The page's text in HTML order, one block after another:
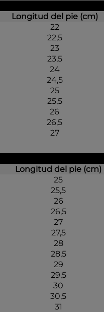
Longitud del pie (cm)
22
22,5
23
23,5
24
24,5
25
25,5
26
26,5
27
Longitud del pie (cm)
25
25,5
26
26,5
27
27,5
28
28,5
29
29,5
30
30,5
31